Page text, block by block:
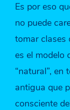
Es por eso
no puede
tomar clases
es el modelo
“natural”, en
antigua que
consciente